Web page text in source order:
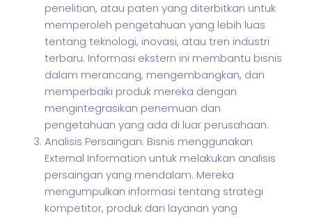
penelitian, atau paten yang diterbitkan untuk
memperoleh pengetahuan yang lebih luas
tentang teknologi, inovasi, atau tren industri
terbaru. Informasi ekstern ini membantu bisnis
dalam merancang, mengembangkan, dan
memperbaiki produk mereka dengan
mengintegrasikan penemuan dan
pengetahuan yang ada di luar perusahaan.
Analisis Persaingan: Bisnis menggunakan
External Information untuk melakukan analisis
persaingan yang mendalam. Mereka
mengumpulkan informasi tentang strategi
kompetitor, produk dan layanan yang